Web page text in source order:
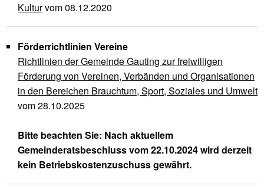
Kulturvom 08.12.2020
Förderrichtlinien Vereine
Richtlinien der Gemeinde Gauting zur freiwilligen
Förderung von Vereinen, Verbänden und Organisationen
in den Bereichen Brauchtum, Sport, Soziales und Umwelt
vom 28.10.2025
Bitte beachten Sie: Nach aktuellem
Gemeinderatsbeschluss vom 22.10.2024 wird derzeit
kein Betriebskostenzuschuss gewährt.